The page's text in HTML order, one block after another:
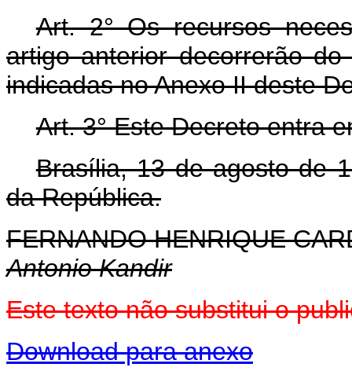
Art. 2° Os recursos
artigo anterior decorrerão
indicadas no Anexo II deste
Art. 3° Este Decreto entra
Brasília, 13 de agosto de
da República.
FERNANDO HENRIQUE
Antonio Kandir
Este texto não substitui o
Download para anexo